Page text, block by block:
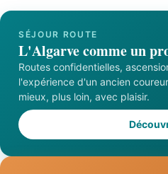
SÉJOUR ROUTE
L'Algarve comme un
Routes confidentielles,
l'expérience d'un ancien
mieux, plus loin, avec plaisir.